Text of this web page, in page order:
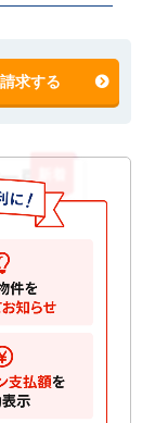
求する
戸建て
建て